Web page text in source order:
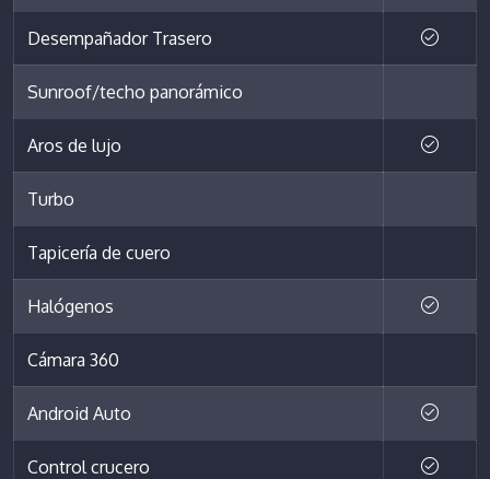
Desempañador Trasero
Sunroof/techo panorámico
Aros de lujo
Turbo
Tapicería de cuero
Halógenos
Cámara 360
Android Auto
Control crucero